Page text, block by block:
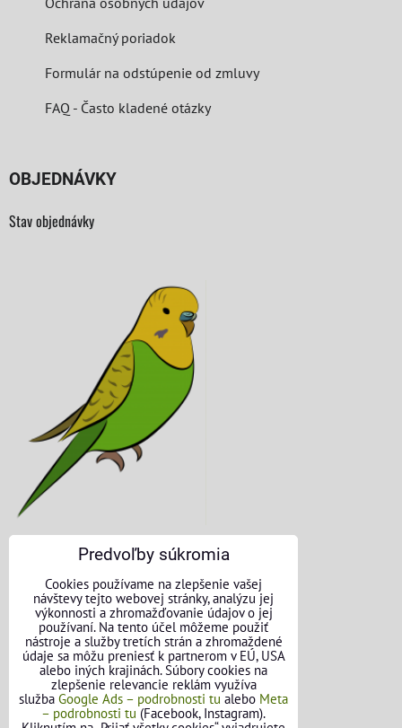
Reklamačný poriadok
Formulár na odstúpenie od zmluvy
FAQ - Často kladené otázky
OBJEDNÁVKY
Stav objednávky
KONTAKTNÉ ÚDAJE
O nás
Kontakt
Požičovňa náradia
Názory našich zákazníkov
Predvoľby súkromia
Cookies používame na zlepšenie vašej
návštevy tejto webovej stránky, analýzu jej
výkonnosti a zhromažďovanie údajov o jej
používaní. Na tento účel môžeme použiť
nástroje a služby tretích strán a zhromaždené
údaje sa môžu preniesť k partnerom v EÚ, USA
alebo iných krajinách. Súbory cookies na
zlepšenie relevancie reklám využíva
služba Google Ads – podrobnosti tu alebo Meta
– podrobnosti tu (Facebook, Instagram).